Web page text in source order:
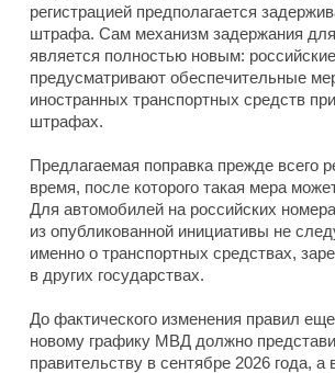
регистрацией предполагается
штрафа. Сам механизм задержания
является полностью новым:
предусматривают обеспечительные
иностранных транспортных средств
штрафах.
Предлагаемая поправка прежде всего
время, после которого такая мера
Для автомобилей на российских
из опубликованной инициативы не
именно о транспортных средствах,
в других государствах.
До фактического изменения правил
новому графику МВД должно
правительству в сентябре 2026 года, а